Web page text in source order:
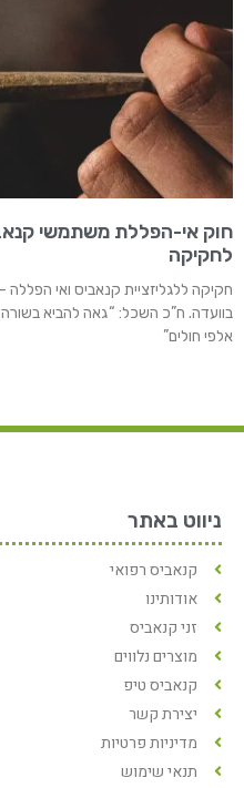
חוק אי-הפללת משתמשי
לחקיקה
חקיקה ללגליזציית קנאביס ואי
בוועדה. ח”כ השכל: “גאה להביא בשורה
אלפי חולים”
ניווט באתר
קנאביס רפואי
אודותינו
זני קנאביס
מוצרים נלווים
קנאביס טיפ
יצירת קשר
מדיניות פרטיות
תנאי שימוש